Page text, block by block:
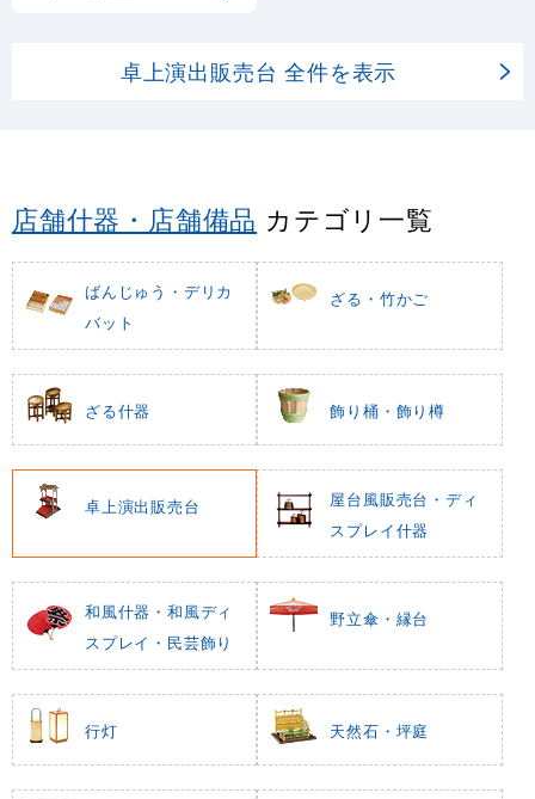
卓上演出販売台 全件を表示
店舗什器・店舗備品 カテゴリ一覧
ばんじゅう・デリカ
バット
ざる・竹かご
ざる什器 飾り桶・飾り樽
卓上演出販売台
屋台風販売台・ディ
スプレイ什器
和風什器・和風ディ
スプレイ・民芸飾り
野立傘・縁台
行灯 天然石・坪庭